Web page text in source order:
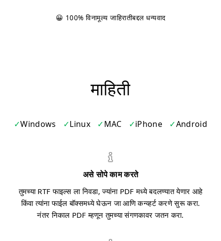
😀 100% विनामूल्य जाहिरातीबद्दल धन्यवाद
माहिती
Windows Linux MAC iPhone Android
असे सोपे काम करते
तुमच्या RTF फाइल्स ला निवडा, ज्यांना PDF मध्ये बदलण्यात येणार आहे
किंवा त्यांना फाईल बॉक्समध्ये घेऊन जा आणि कन्व्हर्ट करणे सुरू करा.
नंतर निकाल PDF म्हणून तुमच्या संगणकावर जतन करा.